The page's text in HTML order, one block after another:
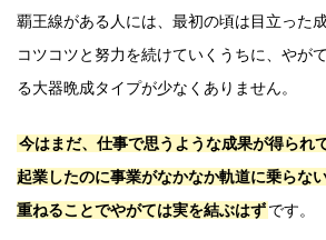
覇王線がある人には、最初の頃は目立った
コツコツと努力を続けていくうちに、やが
る大器晩成タイプが少なくありません。
今はまだ、仕事で思うような成果が得られ
起業したのに事業がなかなか軌道に乗らな
重ねることでやがては実を結ぶはずです。